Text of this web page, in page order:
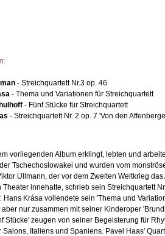
- Streichquartett Nr.3 op. 46
- Thema und Variationen für Streichquartett
- Fünf Stücke für Streichquartett
- Streichquartett Nr. 2 op. 7 'Von den
vorliegenden Album erklingt, lebten und
Tschechoslowakei und wurden vom
Ullmann, der vor dem Zweiten Weltkrieg das
innehatte, schrieb sein Streichquartett
Hans Krása vollendete sein 'Thema und
nur zusammen mit seiner Kinderoper
Stücke' zeugen von seiner Begeisterung für
Italiens und Spaniens. Pavel Haas'